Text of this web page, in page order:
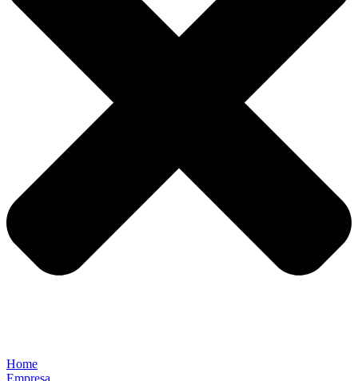
Home
Empresa